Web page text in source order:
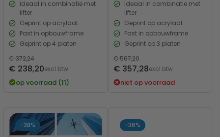
Ideaal in combinatie met
lifter
Geprint op acrylaat
Past in opbouwframe
Geprint op 4 platen
Verkoopprijs
Normale
prijs
€ 372,24
€ 238,20excl btw
op voorraad (11)
Ideaal in combinatie met
lifter
Geprint op acrylaat
Past in opbouwframe
Geprint op 3 platen
Verkoopprijs
Normale
prijs
€ 567,20
€ 357,28excl btw
niet op voorraad
-38% -36%